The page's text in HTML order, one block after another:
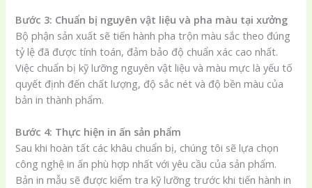
Bước 3: Chuẩn bị nguyên vật liệu và pha màu tại xưởng
Bộ phận sản xuất sẽ tiến hành pha trộn màu sắc theo đúng
tỷ lệ đã được tính toán, đảm bảo độ chuẩn xác cao nhất.
Việc chuẩn bị kỹ lưỡng nguyên vật liệu và màu mực là yếu tố
quyết định đến chất lượng, độ sắc nét và độ bền màu của
bản in thành phẩm.
Bước 4: Thực hiện in ấn sản phẩm
Sau khi hoàn tất các khâu chuẩn bị, chúng tôi sẽ lựa chọn
công nghệ in ấn phù hợp nhất với yêu cầu của sản phẩm.
Bản in mẫu sẽ được kiểm tra kỹ lưỡng trước khi tiến hành in